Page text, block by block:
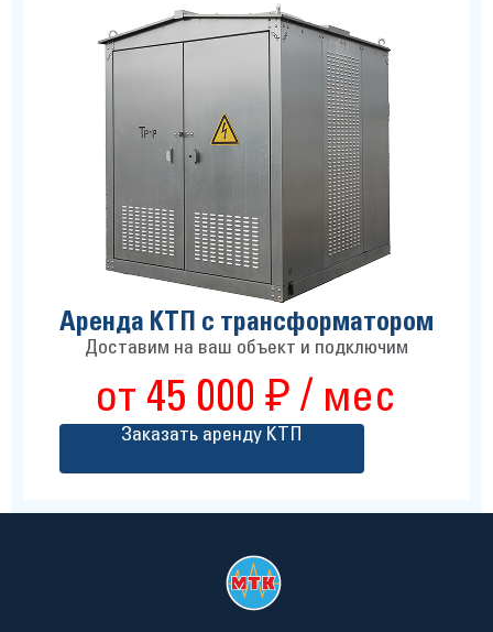
Аренда КТП с трансформатором
Доставим на ваш объект и подключим
от 45 000 ₽ / мес
Заказать аренду КТП